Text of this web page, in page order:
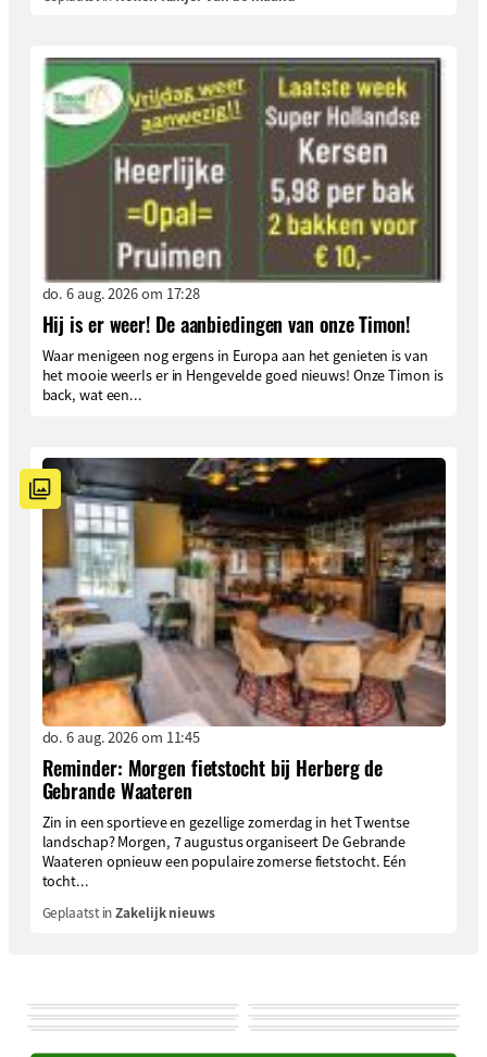
do. 6 aug. 2026 om 17:28
Hij is er weer! De aanbiedingen van onze Timon!
Waar menigeen nog ergens in Europa aan het genieten is van
het mooie weerIs er in Hengevelde goed nieuws! Onze Timon is
back, wat een...
do. 6 aug. 2026 om 11:45
Reminder: Morgen fietstocht bij Herberg de
Gebrande Waateren
Zin in een sportieve en gezellige zomerdag in het Twentse
landschap? Morgen, 7 augustus organiseert De Gebrande
Waateren opnieuw een populaire zomerse fietstocht. Eén
tocht...
Geplaatst inZakelijk nieuws